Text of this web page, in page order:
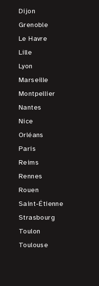
Dijon
Grenoble
Le Havre
Lille
Lyon
Marseille
Montpellier
Nantes
Nice
Orléans
Paris
Reims
Rennes
Rouen
Saint-Étienne
Strasbourg
Toulon
Toulouse